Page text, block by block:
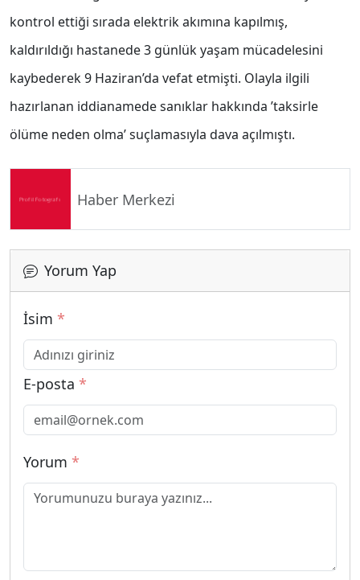
kontrol ettiği sırada elektrik akımına kapılmış,
kaldırıldığı hastanede 3 günlük yaşam mücadelesini
kaybederek 9 Haziran’da vefat etmişti. Olayla ilgili
hazırlanan iddianamede sanıklar hakkında ’taksirle
ölüme neden olma’ suçlamasıyla dava açılmıştı.
Haber Merkezi
Yorum Yap
İsim *
E-posta *
Yorum *